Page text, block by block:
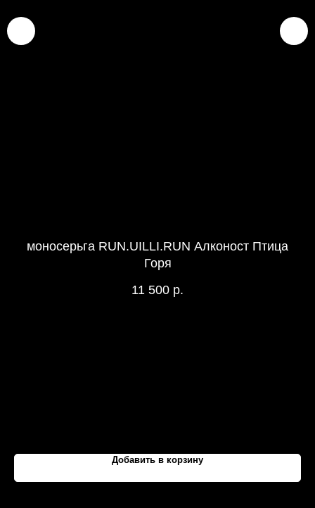
моносерьга RUN.UILLI.RUN Алконост Птица
Горя
11 500 р.
Добавить в корзину